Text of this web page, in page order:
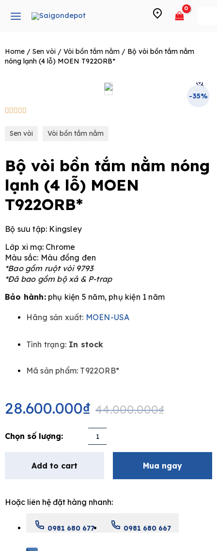
Home / Sen vòi / Vòi bồn tắm nằm / Bộ vòi bồn tắm nằm
nóng lạnh (4 lỗ) MOEN T922ORB*
-35%
    
Sen vòi Vòi bồn tắm nằm
Bộ vòi bồn tắm nằm nóng
lạnh (4 lỗ) MOEN
T922ORB*
Bộ sưu tập: Kingsley
Lớp xi mạ: Chrome
Màu sắc: Màu đồng đen
*Bao gồm ruột vòi 9793
*Đã bao gồm bộ xả & P-trap
Bảo hành:phụ kiện 5 năm, phụ kiện 1 năm
Hãng sản xuất: MOEN-USA
Tình trạng: In stock
Mã sản phẩm: T922ORB*
44.000.000₫
price
was:
44.000.000₫.
28.600.000₫
price
is:
28.600.000₫.
tắm
lạnh
lỗ)
Add to cart Mua ngay
Hoặc liên hệ đặt hàng nhanh:
0981 680 677 0981 680 667